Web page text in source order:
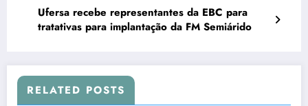
Ufersa recebe representantes da EBC para
tratativas para implantação da FM Semiárido
RELATED POSTS